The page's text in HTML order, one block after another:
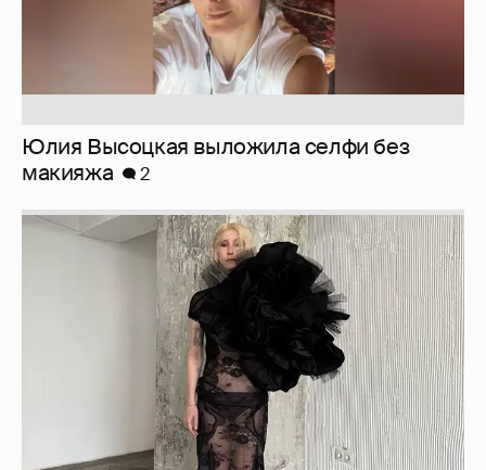
Журналистка Сулим примерила новый